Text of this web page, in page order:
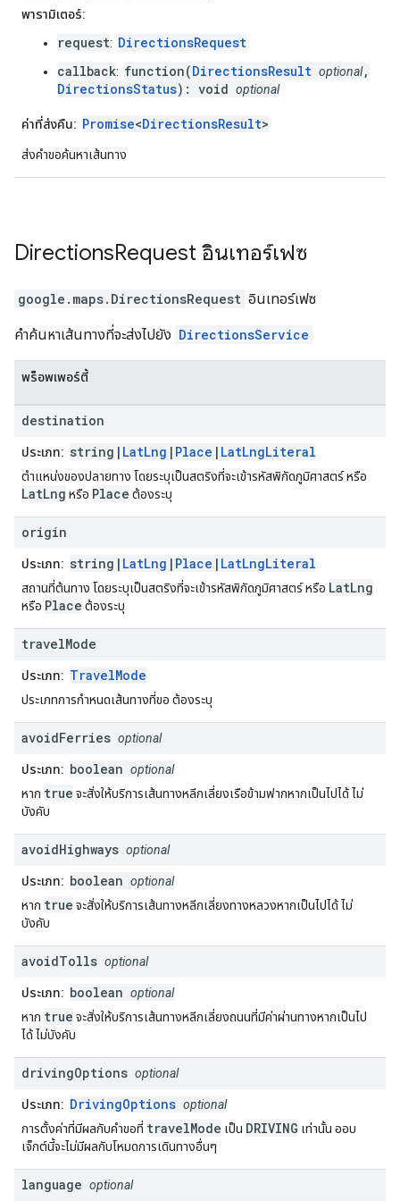
พารามิเตอร์:
request: DirectionsRequest
callback: function(DirectionsResult optional,
DirectionsStatus): void optional
ค่าที่ส่งคืน: Promise<DirectionsResult>
ส่งคำขอค้นหาเส้นทาง
DirectionsRequest อินเทอร์เฟซ
google.maps. DirectionsRequest อินเทอร์เฟซ
คำค้นหาเส้นทางที่จะส่งไปยัง DirectionsService
พร็อพเพอร์ตี้
destination
ประเภท: string| LatLng | Place | LatLngLiteral
ตำแหน่งของปลายทาง โดยระบุเป็นสตริงที่จะเข้ารหัสพิกัดภูมิศาสตร์ หรือ
LatLng หรือ Place ต้องระบุ
origin
ประเภท: string| LatLng | Place | LatLngLiteral
สถานที่ต้นทาง โดยระบุเป็นสตริงที่จะเข้ารหัสพิกัดภูมิศาสตร์ หรือ LatLng
หรือ Place ต้องระบุ
travelMode
ประเภท: TravelMode
ประเภทการกำหนดเส้นทางที่ขอ ต้องระบุ
avoidFerries optional
ประเภท: boolean optional
หาก true จะสั่งให้บริการเส้นทางหลีกเลี่ยงเรือข้ามฟากหากเป็นไปได้ ไม่
บังคับ
avoidHighways optional
ประเภท: boolean optional
หาก true จะสั่งให้บริการเส้นทางหลีกเลี่ยงทางหลวงหากเป็นไปได้ ไม่
บังคับ
avoidTolls optional
ประเภท: boolean optional
หาก true จะสั่งให้บริการเส้นทางหลีกเลี่ยงถนนที่มีค่าผ่านทางหากเป็นไป
ได้ ไม่บังคับ
drivingOptions optional
ประเภท: DrivingOptions optional
การตั้งค่าที่มีผลกับคำขอที่ travelMode เป็น DRIVING เท่านั้น ออบ
เจ็กต์นี้จะไม่มีผลกับโหมดการเดินทางอื่นๆ
language optional